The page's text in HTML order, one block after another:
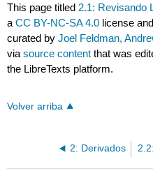
This page titled 2.1: Revisando
aCC BY-NC-SA 4.0 license
curated byJoel Feldman,
viasource content that was
the LibreTexts platform.
Volver arriba
2: Derivados